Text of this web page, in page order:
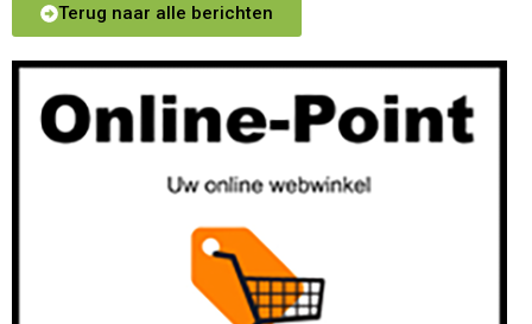
Terug naar alle berichten